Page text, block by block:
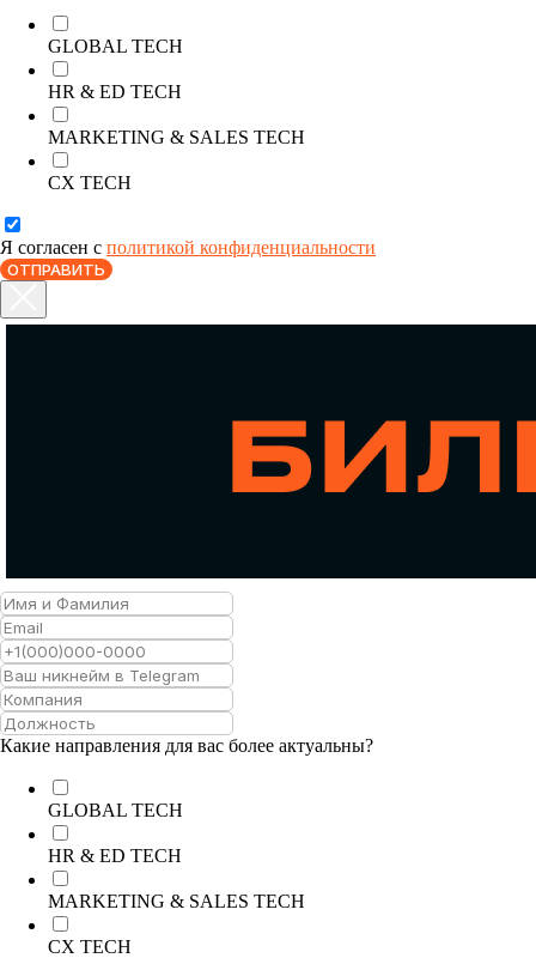
GLOBAL TECH
HR & ED TECH
MARKETING & SALES TECH
CX TECH
Я согласен с политикой конфиденциальности
ОТПРАВИТЬ
Какие направления для вас более актуальны?
GLOBAL TECH
HR & ED TECH
MARKETING & SALES TECH
CX TECH
ОСТАВИТЬ
ЗАЯВКУ
АККРЕДИТАЦИЯ СМИ